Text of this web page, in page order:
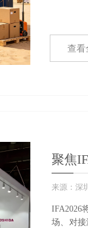
查看
聚焦
来源：深
IFA2026
场、对